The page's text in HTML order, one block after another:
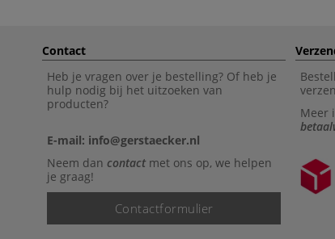
Contact
Heb je vragen over je bestelling? Of heb je
hulp nodig bij het uitzoeken van
producten?
E-mail: info@gerstaecker.nl
Neem dan contactmet ons op, we helpen
je graag!
Contactformulier
Meer